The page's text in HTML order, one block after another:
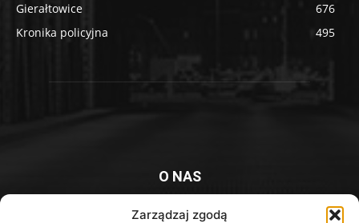
Zarządzaj zgodą
Gierałtowice
676
Kronika policyjna
495
O NAS
Platforma informacyjna mieszkańców Knurowa i okolic